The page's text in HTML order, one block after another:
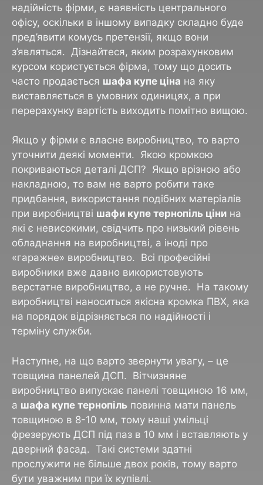
надійність фірми, є наявність центрального
офісу, оскільки в іншому випадку складно буде
пред’явити комусь претензії, якщо вони
з’являться. Дізнайтеся, яким розрахунковим
курсом користується фірма, тому що досить
часто продається шафа купе ціна на яку
виставляється в умовних одиницях, а при
перерахунку вартість виходить помітно вищою.
Якщо у фірми є власне виробництво, то варто
уточнити деякі моменти. Якою кромкою
покриваються деталі ДСП? Якщо врізною або
накладною, то вам не варто робити таке
придбання, використання подібних матеріалів
при виробництві шафи купе тернопіль ціни на
які є невисокими, свідчить про низький рівень
обладнання на виробництві, а іноді про
«гаражне» виробництво. Всі професійні
виробники вже давно використовують
верстатне виробництво, а не ручне. На такому
виробництві наноситься якісна кромка ПВХ, яка
на порядок відрізняється по надійності і
терміну служби.
Наступне, на що варто звернути увагу, – це
товщина панелей ДСП. Вітчизняне
виробництво випускає панелі товщиною 16 мм,
а шафа купе тернопіль повинна мати панель
товщиною в 8-10 мм, тому наші умільці
фрезерують ДСП під паз в 10 мм і вставляють у
дверний фасад. Такі системи здатні
прослужити не більше двох років, тому варто
бути уважним при їх купівлі.